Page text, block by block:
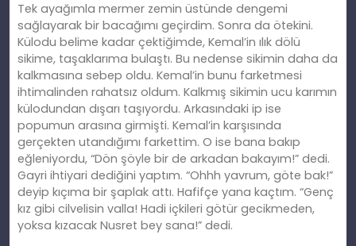
Tek ayağımla mermer zemin üstünde dengemi
sağlayarak bir bacağımı geçirdim. Sonra da ötekini.
Külodu belime kadar çektiğimde, Kemal’in ılık dölü
sikime, taşaklarıma bulaştı. Bu nedense sikimin daha da
kalkmasına sebep oldu. Kemal’in bunu farketmesi
ihtimalinden rahatsız oldum. Kalkmış sikimin ucu karımın
külodundan dışarı taşıyordu. Arkasındaki ip ise
popumun arasına girmişti. Kemal’in karşısında
gerçekten utandığımı farkettim. O ise bana bakıp
eğleniyordu, “Dön şöyle bir de arkadan bakayım!” dedi.
Gayri ihtiyari dediğini yaptım. “Ohhh yavrum, göte bak!”
deyip kıçıma bir şaplak attı. Hafifçe yana kaçtım. “Genç
kız gibi cilvelisin valla! Hadi içkileri götür gecikmeden,
yoksa kızacak Nusret bey sana!” dedi.